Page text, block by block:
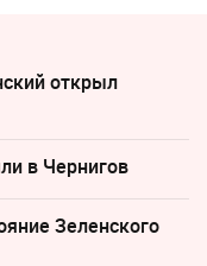
открыл
в Чернигов
Зеленского